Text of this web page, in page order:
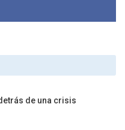
de una crisis